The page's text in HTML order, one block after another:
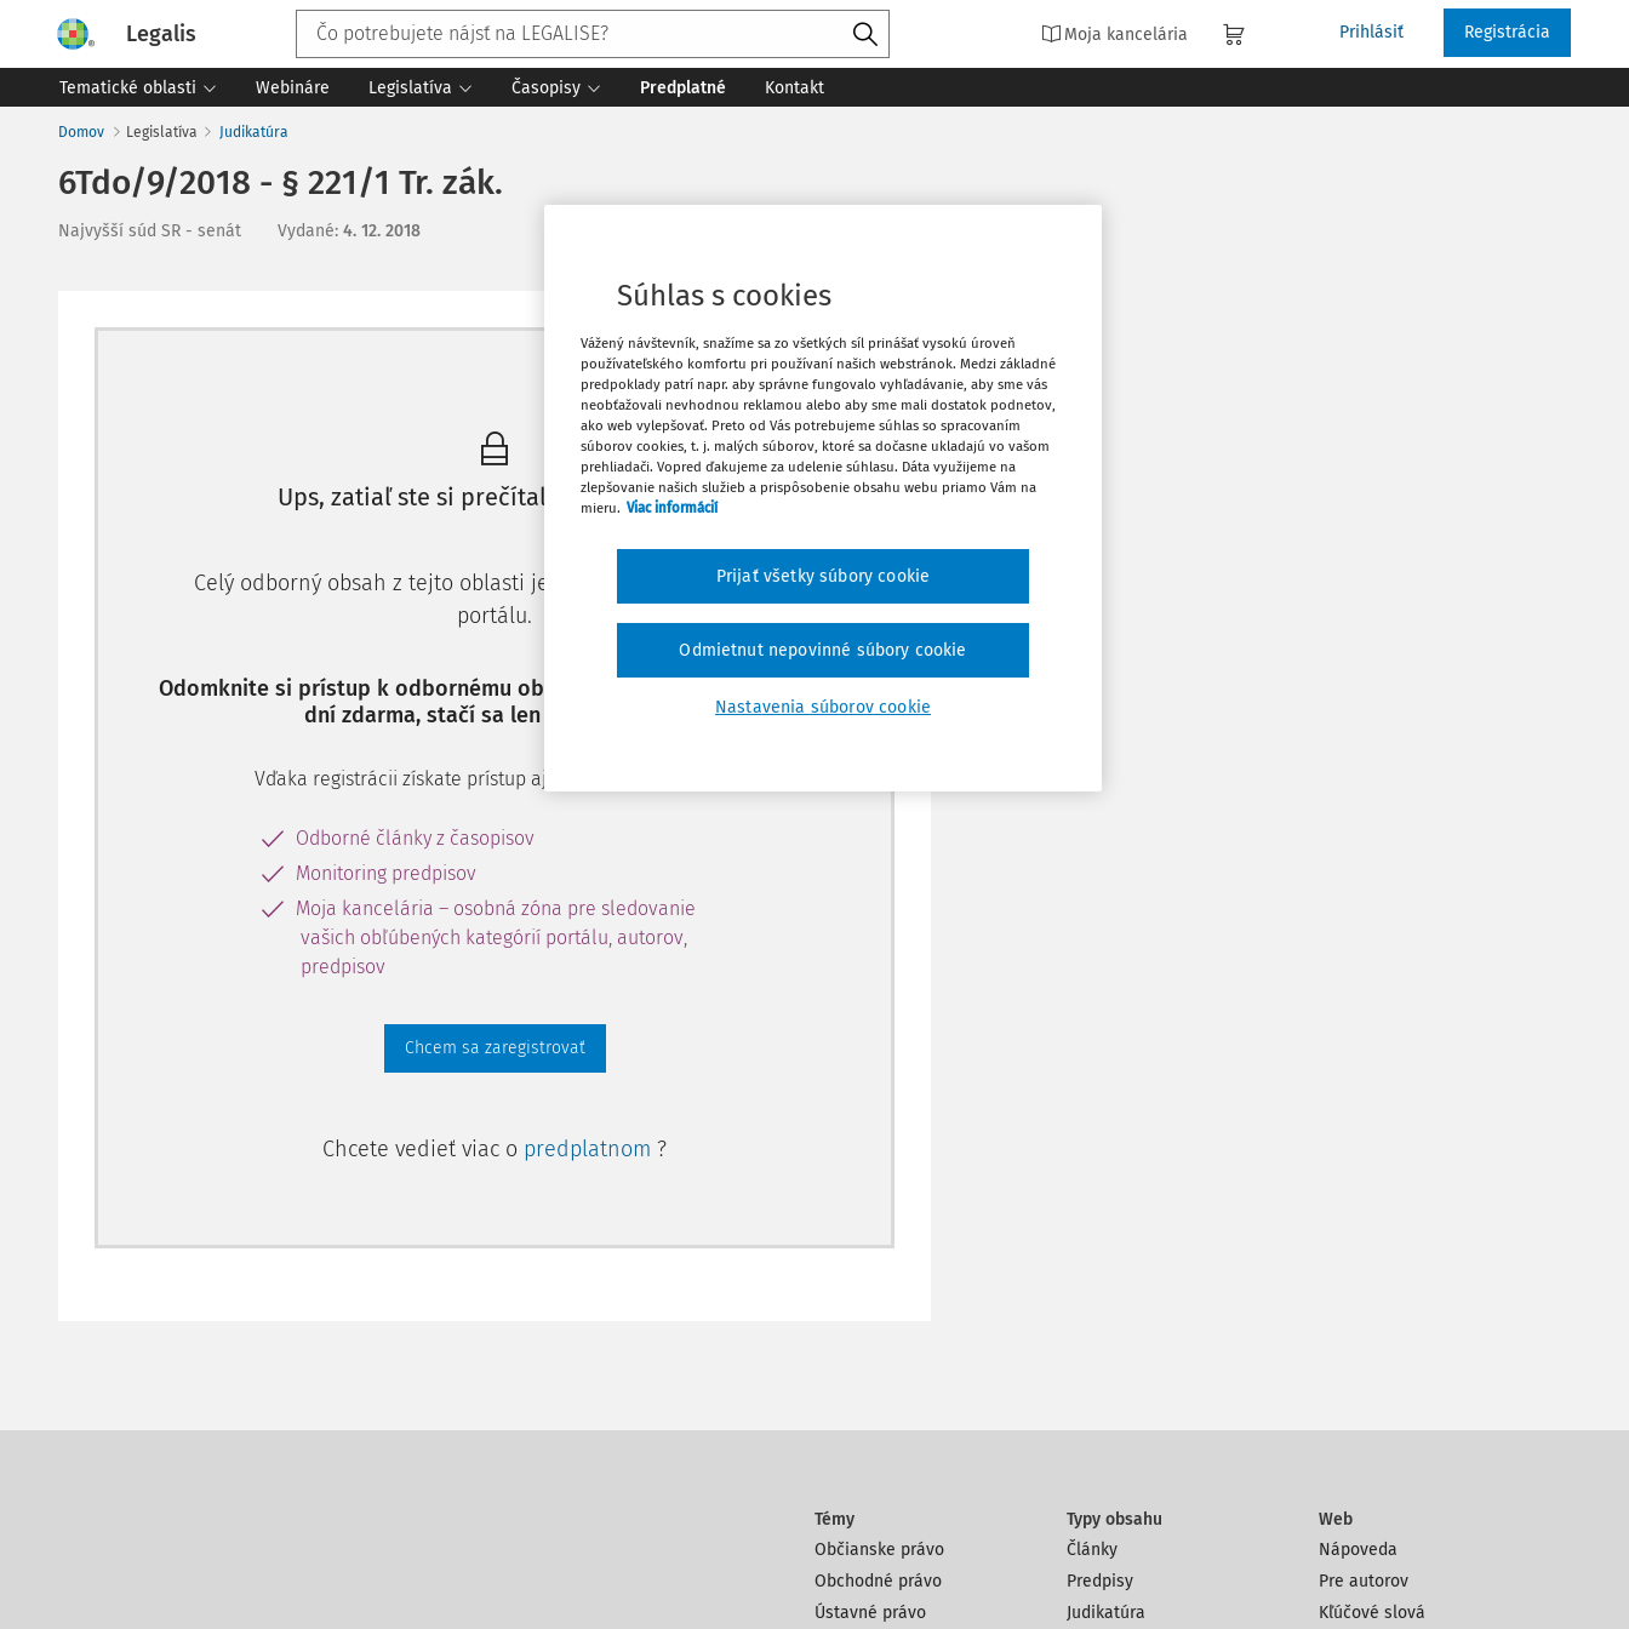
Legalis Moja kancelária Prihlásiť Registrácia
Tematické oblasti Webináre Legislatíva Časopisy Predplatné Kontakt
Domov Legislatíva Judikatúra
6Tdo/9/2018 - § 221/1 Tr. zák.
Najvyšší súd SR - senát Vydané: 4. 12. 2018
Máte predplatné? Prihláste sa
Ups, zatiaľ ste si prečítali len začiatok...
Celý odborný obsah z tejto oblasti je dostupný predplatiteľom
portálu.
Odomknite si prístup k odbornému obsahu a získajte prístup na 10
dní zdarma, stačí sa len zaregistrovať.
Vďaka registrácii získate prístup aj k vybranému obsahu:
Odborné články z časopisov
Monitoring predpisov
Moja kancelária – osobná zóna pre sledovanie
vašich obľúbených kategórií portálu, autorov,
predpisov
Chcem sa zaregistrovať
Chcete vedieť viac o predplatnom ?
Vytlačiť
Obľúbené
Stiahnuť
Témy
Občianske právo
Obchodné právo
Ústavné právo
Typy obsahu
Články
Predpisy
Judikatúra
Web
Nápoveda
Pre autorov
Kľúčové slová
Súhlas s cookies
Vážený návštevník, snažíme sa zo všetkých síl prinášať vysokú úroveň
používateľského komfortu pri používaní našich webstránok. Medzi základné
predpoklady patrí napr. aby správne fungovalo vyhľadávanie, aby sme vás
neobťažovali nevhodnou reklamou alebo aby sme mali dostatok podnetov,
ako web vylepšovať. Preto od Vás potrebujeme súhlas so spracovaním
súborov cookies, t. j. malých súborov, ktoré sa dočasne ukladajú vo vašom
prehliadači. Vopred ďakujeme za udelenie súhlasu. Dáta využijeme na
zlepšovanie našich služieb a prispôsobenie obsahu webu priamo Vám na
mieru. Viac informácií
Nastavenia súborov cookie
Odmietnut nepovinné súbory cookie
Prijať všetky súbory cookie